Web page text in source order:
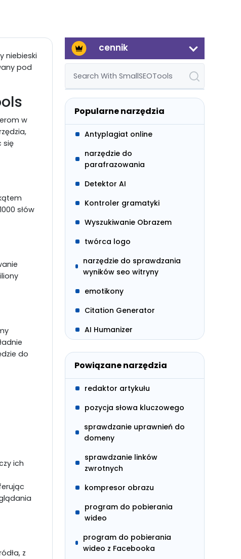
niebieski
pod
w
się
słów
do
ich
z
cennik
Popularne narzędzia
Antyplagiat online
narzędzie do
parafrazowania
Detektor AI
Kontroler gramatyki
Wyszukiwanie Obrazem
twórca logo
narzędzie do sprawdzania
wyników seo witryny
emotikony
Citation Generator
AI Humanizer
Powiązane narzędzia
redaktor artykułu
pozycja słowa kluczowego
sprawdzanie uprawnień do
domeny
sprawdzanie linków
zwrotnych
kompresor obrazu
program do pobierania
wideo
program do pobierania
wideo z Facebooka